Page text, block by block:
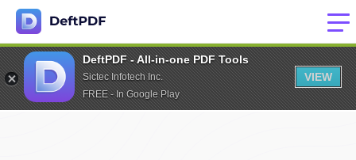
DeftPDF - All-in-one PDF Tools
Sictec Infotech Inc.
FREE - In Google Play
VIEW